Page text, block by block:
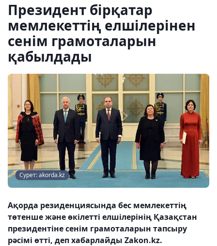
Президент бірқатар
мемлекеттің елшілерінен
сенім грамоталарын
қабылдады
Сурет: akorda.kz
Ақорда резиденциясында бес мемлекеттің
төтенше және өкілетті елшілерінің Қазақстан
президентіне сенім грамоталарын тапсыру
рәсімі өтті, деп хабарлайды Zakon.kz.